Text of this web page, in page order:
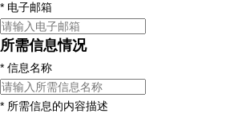
* 电子邮箱
所需信息情况
* 信息名称
* 所需信息的内容描述